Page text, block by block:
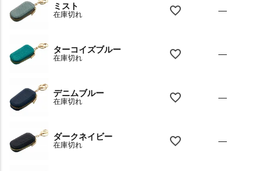
ミスト
在庫切れ —
ターコイズブルー
在庫切れ —
デニムブルー
在庫切れ —
ダークネイビー
在庫切れ —